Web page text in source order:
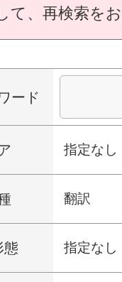
て、再検索をお
ード
指定なし
翻訳
態 指定なし